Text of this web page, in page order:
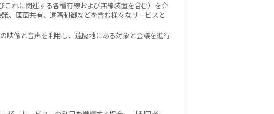
これに関連する各種有線および無線装置を含む）を介
、画面共有、遠隔制御などを含む様々なサービスと
映像と音声を利用し、遠隔地にある対象と会議を進行